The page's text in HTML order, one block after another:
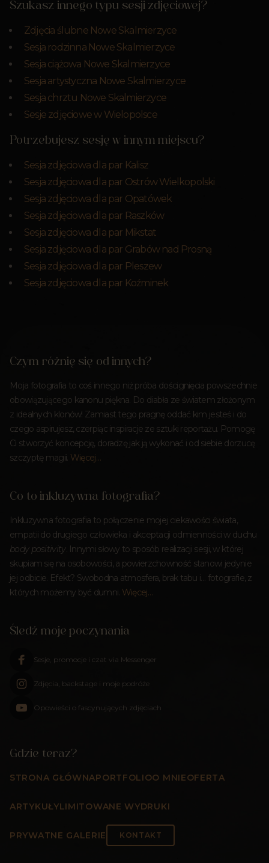
Szukasz innego typu sesji zdjęciowej?
Zdjęcia ślubne Nowe Skalmierzyce
Sesja rodzinna Nowe Skalmierzyce
Sesja ciążowa Nowe Skalmierzyce
Sesja artystyczna Nowe Skalmierzyce
Sesja chrztu Nowe Skalmierzyce
Sesje zdjęciowe w Wielopolsce
Potrzebujesz sesję w innym miejscu?
Sesja zdjęciowa dla par Kalisz
Sesja zdjęciowa dla par Ostrów Wielkopolski
Sesja zdjęciowa dla par Opatówek
Sesja zdjęciowa dla par Raszków
Sesja zdjęciowa dla par Mikstat
Sesja zdjęciowa dla par Grabów nad Prosną
Sesja zdjęciowa dla par Pleszew
Sesja zdjęciowa dla par Koźminek
Czym różnię się od innych?
Moja fotografia to coś innego niż próba doścignięcia powszechnie
obowiązującego kanonu piękna. Do diabła ze światem złożonym
z idealnych klonów! Zamiast tego pragnę oddać kim jesteś i do
czego aspirujesz, czerpiąc inspiracje ze sztuki reportażu. Pomogę
Ci stworzyć koncepcję, doradzę jak ją wykonać i od siebie dorzucę
szczyptę magii. Więcej…
Co to inkluzywna fotografia?
Inkluzywna fotografia to połączenie mojej ciekawości świata,
empatii do drugiego człowieka i akceptacji odmienności w duchu
body positivity. Innymi słowy to sposób realizacji sesji, w której
skupiam się na osobowości, a powierzchowność stanowi jedynie
jej odbicie. Efekt? Swobodna atmosfera, brak tabu i… fotografie, z
których możemy być dumni. Więcej…
Śledź moje poczynania
Sesje, promocje i czat via Messenger
Zdjęcia, backstage i moje podróże
Opowieści o fascynujących zdjęciach
Gdzie teraz?
STRONA GŁÓWNAPORTFOLIOO MNIEOFERTA
ARTYKUŁYLIMITOWANE WYDRUKI
PRYWATNE GALERIE KONTAKT